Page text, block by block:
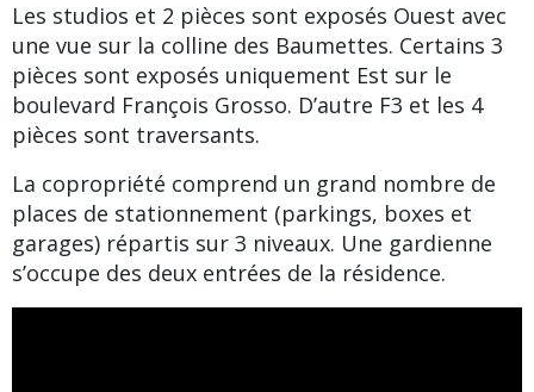
Les studios et 2 pièces sont exposés Ouest avec
une vue sur la colline des Baumettes. Certains 3
pièces sont exposés uniquement Est sur le
boulevard François Grosso. D’autre F3 et les 4
pièces sont traversants.
La copropriété comprend un grand nombre de
places de stationnement (parkings, boxes et
garages) répartis sur 3 niveaux. Une gardienne
s’occupe des deux entrées de la résidence.